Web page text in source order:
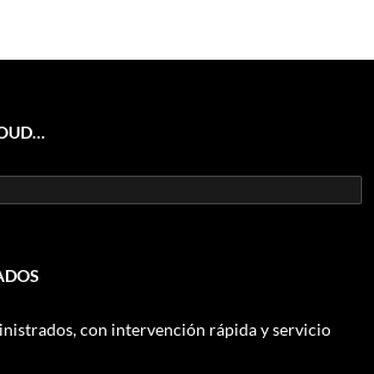
con intervención rápida y servicio